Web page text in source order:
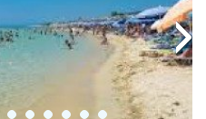
Next